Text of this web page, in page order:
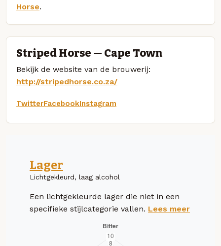
Horse.
Striped Horse — Cape Town
Bekijk de website van de brouwerij:
http://stripedhorse.co.za/
TwitterFacebookInstagram
Lager
Lichtgekleurd, laag alcohol
Een lichtgekleurde lager die niet in een
specifieke stijlcategorie vallen. Lees meer